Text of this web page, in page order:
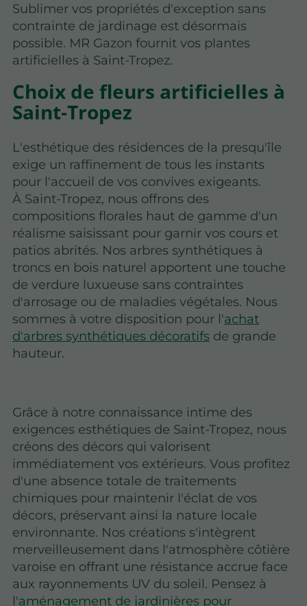
Sublimer vos propriétés d'exception sans
contrainte de jardinage est désormais
possible. MR Gazon fournit vos plantes
artificielles à Saint-Tropez.
Choix de fleurs artificielles à
Saint-Tropez
L'esthétique des résidences de la presqu'île
exige un raffinement de tous les instants
pour l'accueil de vos convives exigeants.
À Saint-Tropez, nous offrons des
compositions florales haut de gamme d'un
réalisme saisissant pour garnir vos cours et
patios abrités. Nos arbres synthétiques à
troncs en bois naturel apportent une touche
de verdure luxueuse sans contraintes
d'arrosage ou de maladies végétales. Nous
sommes à votre disposition pour l'achat
d'arbres synthétiques décoratifs de grande
hauteur.
Grâce à notre connaissance intime des
exigences esthétiques de Saint-Tropez, nous
créons des décors qui valorisent
immédiatement vos extérieurs. Vous profitez
d'une absence totale de traitements
chimiques pour maintenir l'éclat de vos
décors, préservant ainsi la nature locale
environnante. Nos créations s'intègrent
merveilleusement dans l'atmosphère côtière
varoise en offrant une résistance accrue face
aux rayonnements UV du soleil. Pensez à
l'aménagement de jardinières pour